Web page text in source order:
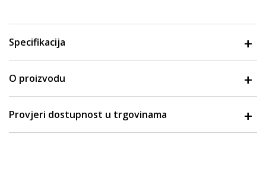
Specifikacija
O proizvodu
Provjeri dostupnost u trgovinama